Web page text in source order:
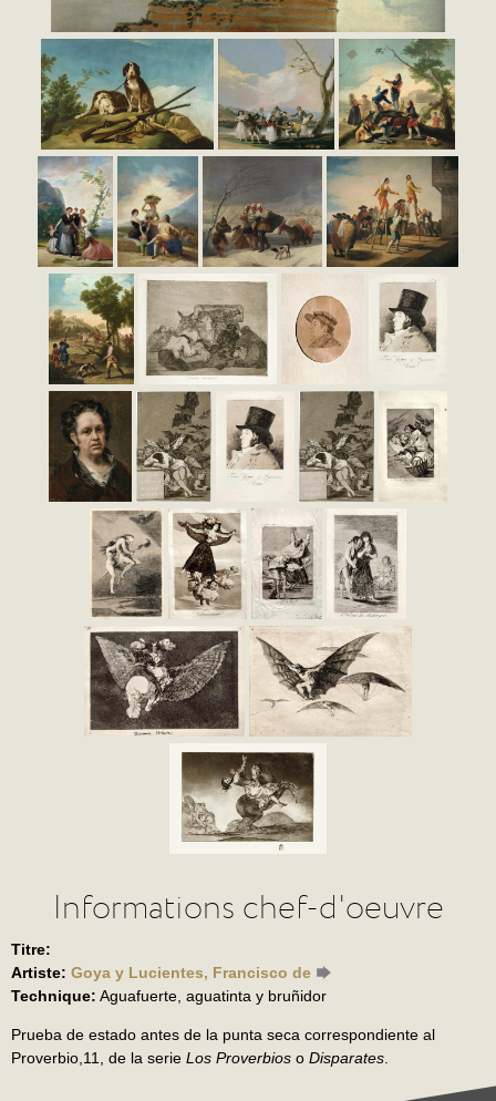
Informations chef-d'oeuvre
Titre:
Artiste: Goya y Lucientes, Francisco de
Technique: Aguafuerte, aguatinta y bruñidor
Prueba de estado antes de la punta seca correspondiente al
Proverbio,11, de la serie Los Proverbios o Disparates